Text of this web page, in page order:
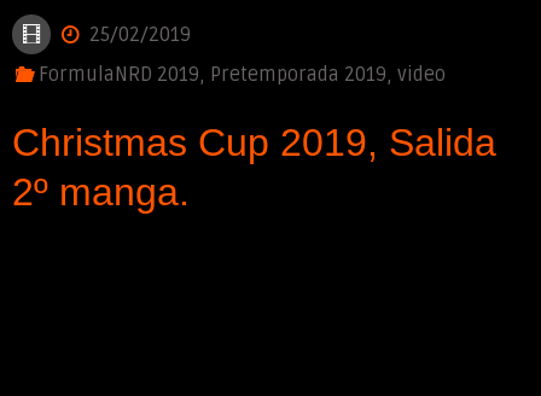
25/02/2019
FormulaNRD 2019, Pretemporada 2019,video
Christmas Cup 2019, Salida
2º manga.